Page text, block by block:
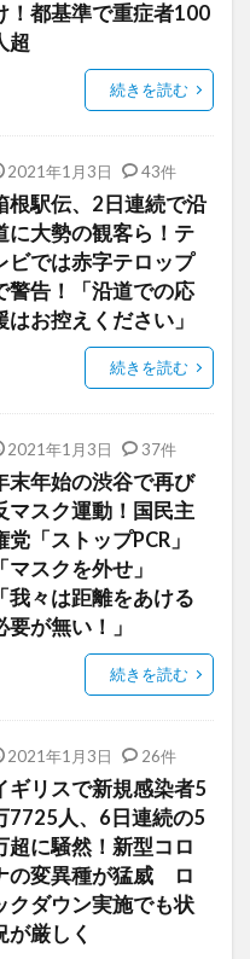
！都基準で重症者100
超
続きを読む
2021年1月3日 43件
根駅伝、2日連続で沿
に大勢の観客ら！テ
ビでは赤字テロップ
警告！「沿道での応
はお控えください」
続きを読む
2021年1月3日 37件
末年始の渋谷で再び
マスク運動！国民主
党「ストップPCR」
「マスクを外せ」
「我々は距離をあける
要が無い！」
続きを読む
2021年1月3日 26件
ギリスで新規感染者5
7725人、6日連続の5
超に騒然！新型コロ
の変異種が猛威 ロ
クダウン実施でも状
が厳しく